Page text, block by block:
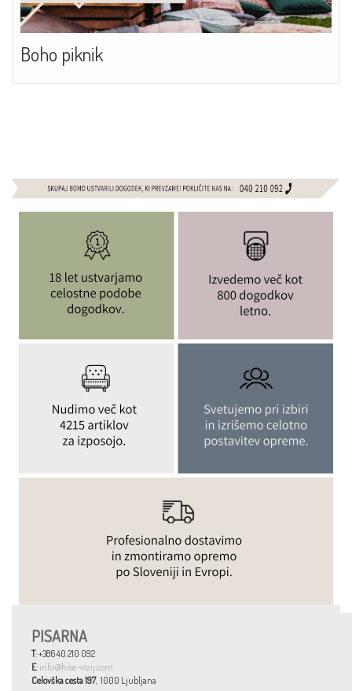
Boho piknik
PISARNA
T: +386 40 210 092
E: info@hisa-vizij.com
Celovška cesta 197, 1000 Ljubljana